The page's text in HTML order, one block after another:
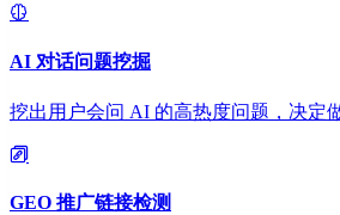
AI 对话问题挖掘
挖出用户会问 AI 的高热度问题，决定
GEO 推广链接检测